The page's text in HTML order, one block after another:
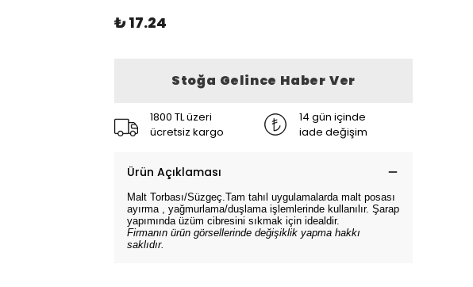
₺ 17.24
Stoğa Gelince Haber Ver
1800 TL üzeri
ücretsiz kargo
14 gün içinde
iade değişim
Ürün Açıklaması
Malt Torbası/Süzgeç.Tam tahıl uygulamalarda malt posası
ayırma , yağmurlama/duşlama işlemlerinde kullanılır. Şarap
yapımında üzüm cibresini sıkmak için idealdir.
Firmanın ürün görsellerinde değişiklik yapma hakkı
saklıdır.